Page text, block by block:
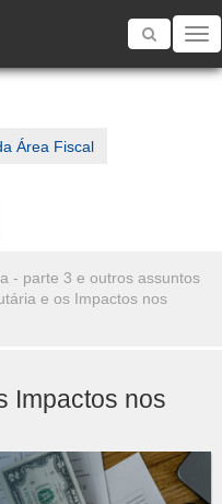
Toggle
Área Fiscal
- parte 3 e outros assuntos
e os Impactos nos
Impactos nos